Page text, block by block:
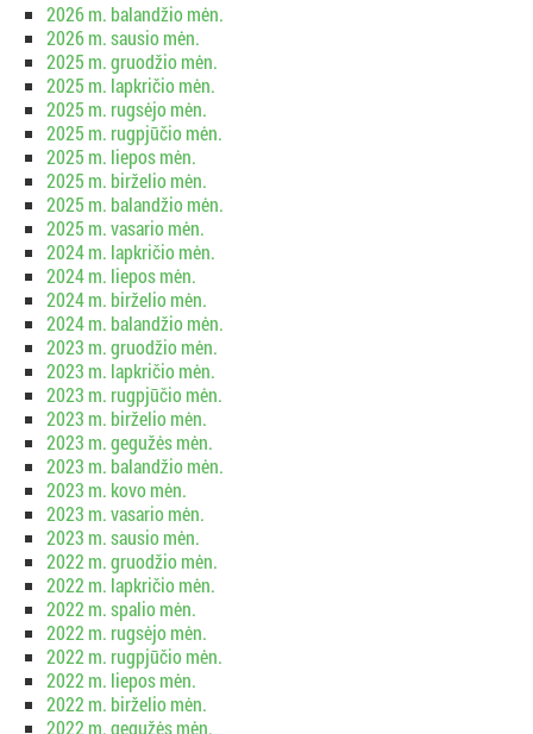
2026 m. balandžio mėn.
2026 m. sausio mėn.
2025 m. gruodžio mėn.
2025 m. lapkričio mėn.
2025 m. rugsėjo mėn.
2025 m. rugpjūčio mėn.
2025 m. liepos mėn.
2025 m. birželio mėn.
2025 m. balandžio mėn.
2025 m. vasario mėn.
2024 m. lapkričio mėn.
2024 m. liepos mėn.
2024 m. birželio mėn.
2024 m. balandžio mėn.
2023 m. gruodžio mėn.
2023 m. lapkričio mėn.
2023 m. rugpjūčio mėn.
2023 m. birželio mėn.
2023 m. gegužės mėn.
2023 m. balandžio mėn.
2023 m. kovo mėn.
2023 m. vasario mėn.
2023 m. sausio mėn.
2022 m. gruodžio mėn.
2022 m. lapkričio mėn.
2022 m. spalio mėn.
2022 m. rugsėjo mėn.
2022 m. rugpjūčio mėn.
2022 m. liepos mėn.
2022 m. birželio mėn.
2022 m. gegužės mėn.